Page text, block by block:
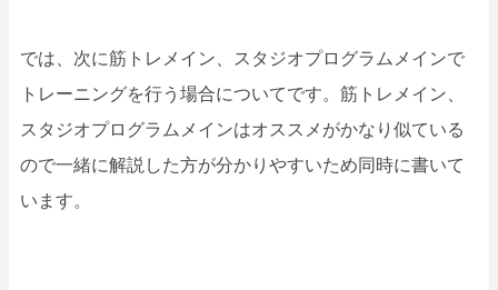
では、次に筋トレメイン、スタジオプログラムメインで
トレーニングを行う場合についてです。筋トレメイン、
スタジオプログラムメインはオススメがかなり似ている
ので一緒に解説した方が分かりやすいため同時に書いて
います。